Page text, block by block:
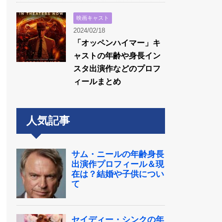
映画キャスト
2024/02/18
「オッペンハイマー」キ
ャストの年齢や身長イン
スタ出演作などのプロフ
ィールまとめ
人気記事